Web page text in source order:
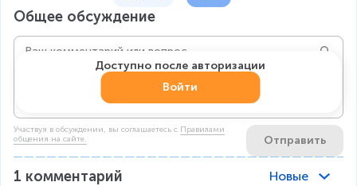
Общее обсуждение
Участвуя в обсуждении, вы соглашаетесь c Правилами
общения на сайте.
Отправить
Доступно после авторизации
Войти
1 комментарий
Новые